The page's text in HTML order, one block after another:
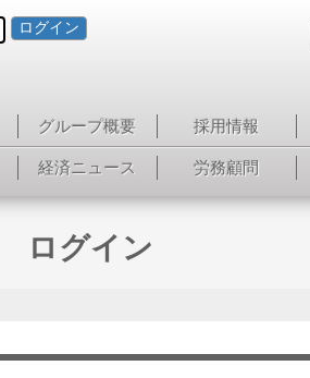
ログイン
グループ概要 採用情報
経済ニュース 労務顧問
ログイン